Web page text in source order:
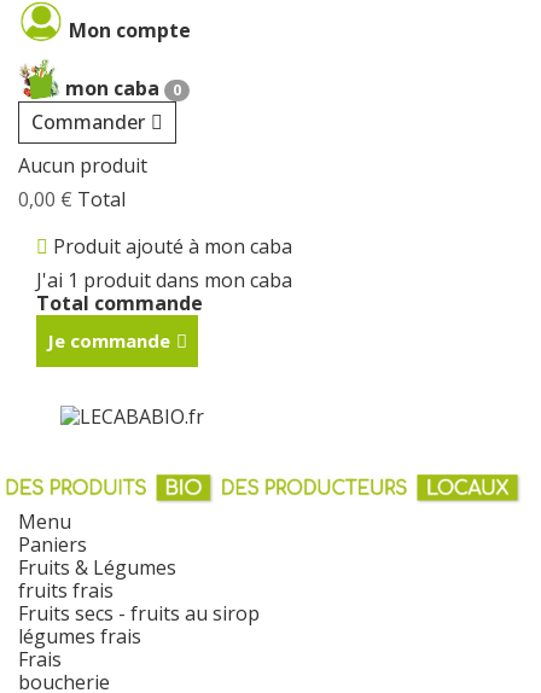
Mon compte
mon caba 0
Commander
Aucun produit
0,00 € Total
Produit ajouté à mon caba
J'ai 1 produit dans mon caba
Total commande
Je commande
Menu
Paniers
Fruits & Légumes
fruits frais
Fruits secs - fruits au sirop
légumes frais
Frais
boucherie
Cookies management panel